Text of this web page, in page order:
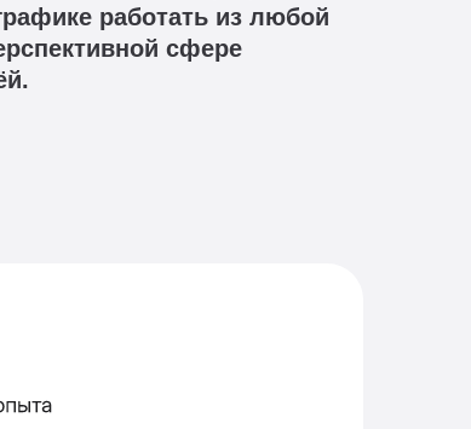
работать из любой
сфере